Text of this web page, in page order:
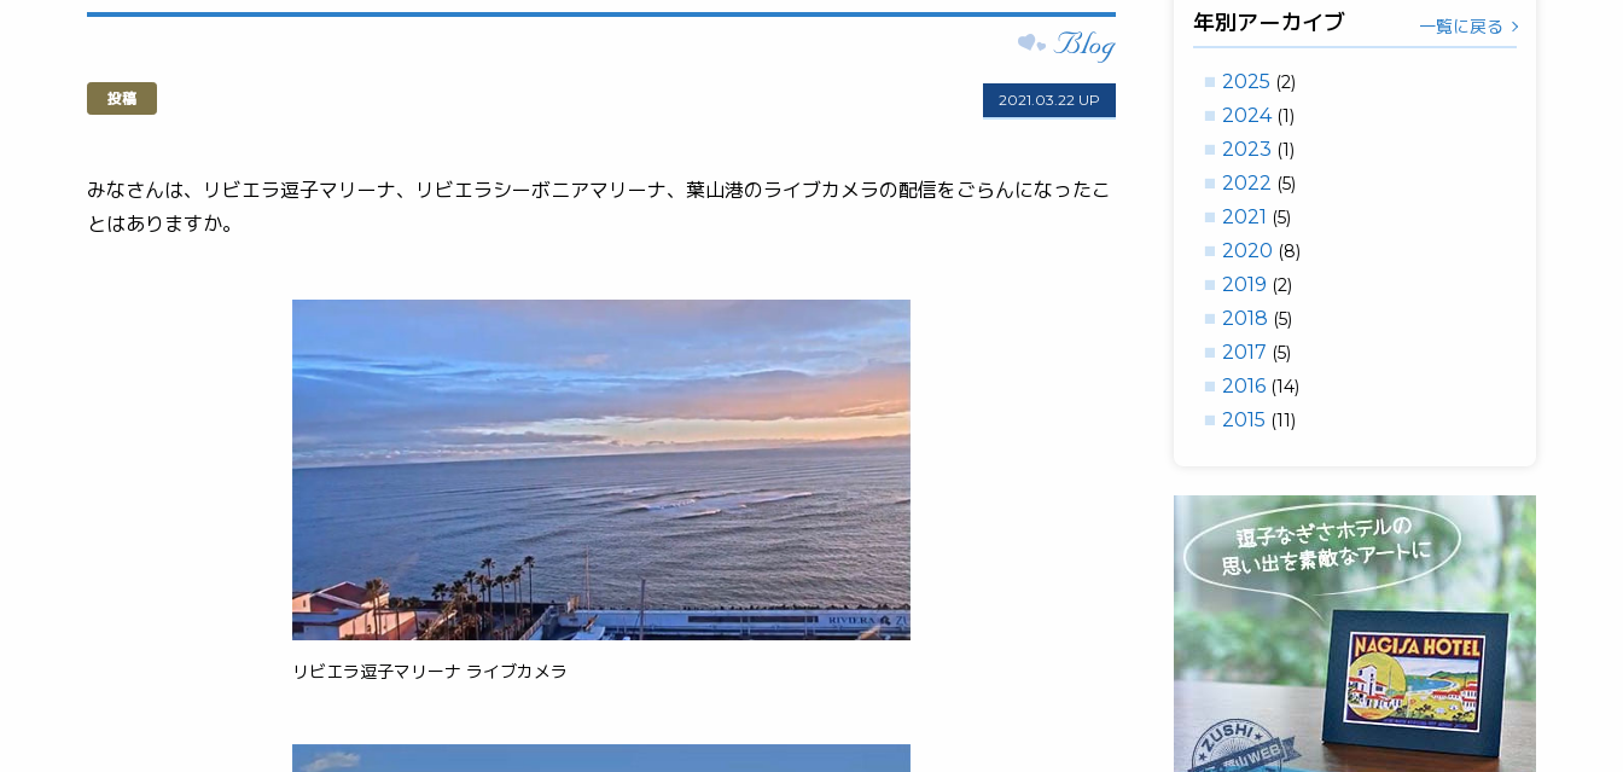
投稿 2021.03.22 UP
みなさんは、リビエラ逗子マリーナ、リビエラシーボニアマリーナ、葉山港のライブカメラの配信をごらんになったこ
とはありますか。
リビエラ逗子マリーナ ライブカメラ
年別アーカイブ 一覧に戻る
2025 (2)
2024(1)
2023 (1)
2022 (5)
2021 (5)
2020 (8)
2019 (2)
2018 (5)
2017 (5)
2016 (14)
2015 (11)